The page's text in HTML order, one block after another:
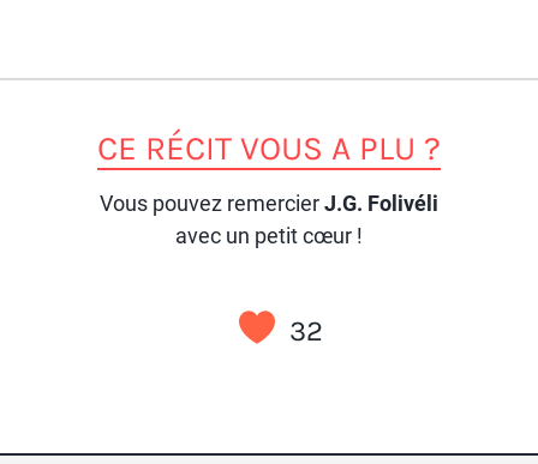
CE RÉCIT VOUS A PLU ?
Vous pouvez remercierJ.G. Folivéli
avec un petit cœur !
32